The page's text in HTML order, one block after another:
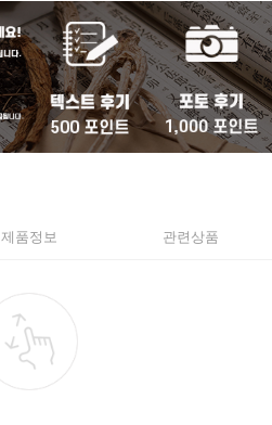
제품정보 관련상품